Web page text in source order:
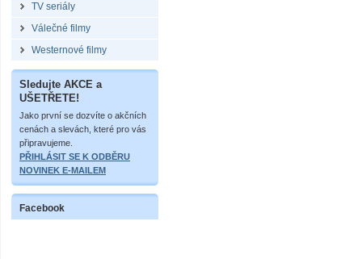
TV seriály
Válečné filmy
Westernové filmy
Sledujte AKCE a
UŠETŘETE!
Jako první se dozvíte o akčních
cenách a slevách, které pro vás
připravujeme.
PŘIHLÁSIT SE K ODBĚRU
NOVINEK E-MAILEM
Facebook